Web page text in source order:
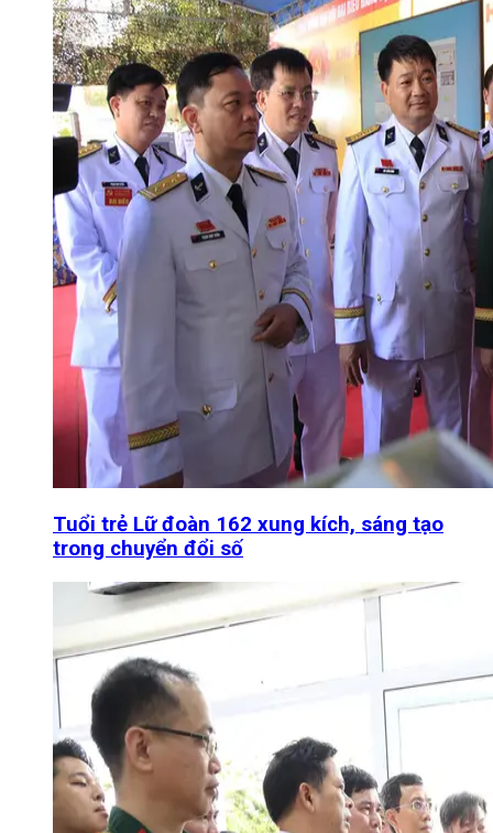
Tuổi trẻ Lữ đoàn 162 xung kích, sáng tạo
trong chuyển đổi số